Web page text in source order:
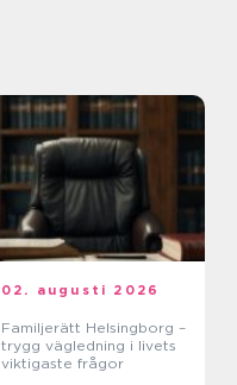
02. augusti 2026
Familjerätt Helsingborg –
trygg vägledning i livets
viktigaste frågor